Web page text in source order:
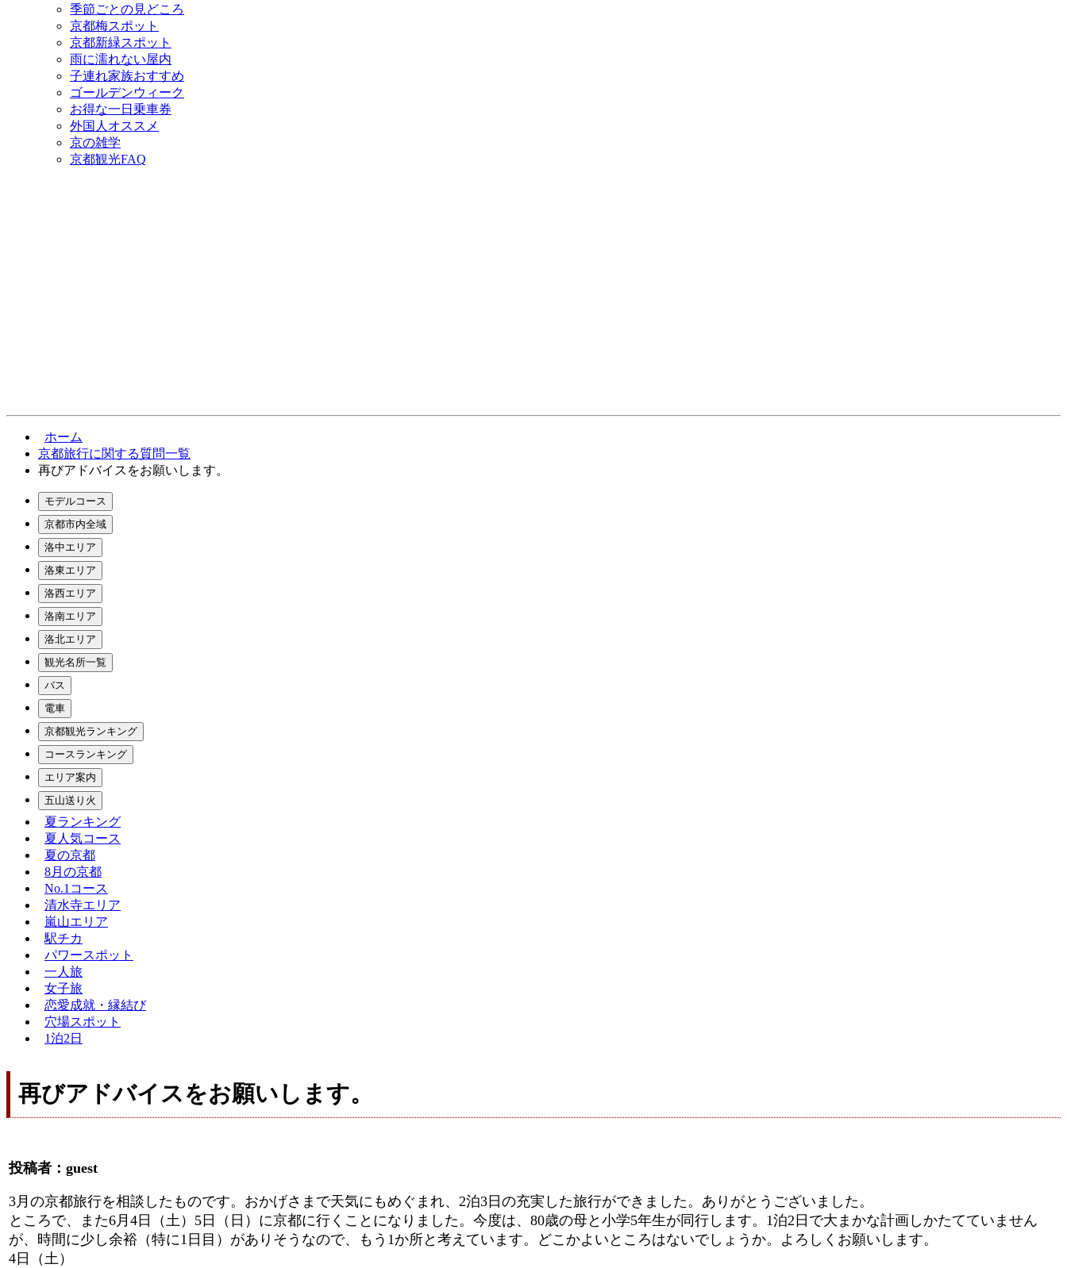
季節ごとの見どころ
京都梅スポット
京都新緑スポット
雨に濡れない屋内
子連れ家族おすすめ
ゴールデンウィーク
お得な一日乗車券
外国人オススメ
京の雑学
京都観光FAQ
ホーム
京都旅行に関する質問一覧
再びアドバイスをお願いします。
モデルコース
京都市内全域
洛中エリア
洛東エリア
洛西エリア
洛南エリア
洛北エリア
観光名所一覧
バス
電車
京都観光ランキング
コースランキング
エリア案内
五山送り火
夏ランキング
夏人気コース
夏の京都
8月の京都
No.1コース
清水寺エリア
嵐山エリア
駅チカ
パワースポット
一人旅
女子旅
恋愛成就・縁結び
穴場スポット
1泊2日
再びアドバイスをお願いします。
投稿者：guest
3月の京都旅行を相談したものです。おかげさまで天気にもめぐまれ、2泊3日の充実した旅行ができました。ありがとうございました。
ところで、また6月4日（土）5日（日）に京都に行くことになりました。今度は、80歳の母と小学5年生が同行します。1泊2日で大まかな計画しかたてていません
が、時間に少し余裕（特に1日目）がありそうなので、もう1か所と考えています。どこかよいところはないでしょうか。よろしくお願いします。
4日（土）